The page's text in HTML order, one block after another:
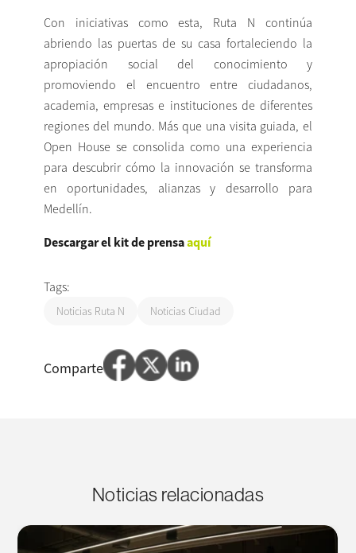
Con iniciativas como esta, Ruta N continúa
abriendo las puertas de su casa fortaleciendo la
apropiación social del conocimiento y
promoviendo el encuentro entre ciudadanos,
academia, empresas e instituciones de diferentes
regiones del mundo. Más que una visita guiada, el
Open House se consolida como una experiencia
para descubrir cómo la innovación se transforma
en oportunidades, alianzas y desarrollo para
Medellín.
Descargar el kit de prensaaquí
Tags:
Noticias Ruta N Noticias Ciudad
Comparte
Noticias relacionadas